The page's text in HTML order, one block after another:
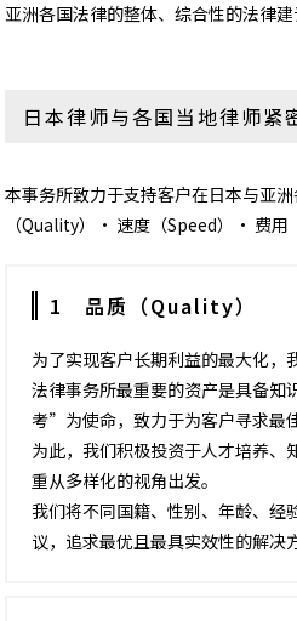
亚洲各国法律的整体、综合性的法律建
日本律师与各国当地律师紧
本事务所致力于支持客户在日本与亚
（Quality）· 速度（Speed）· 费用
1 品质（Quality）
为了实现客户长期利益的最大化，
法律事务所最重要的资产是具备
考”为使命，致力于为客户寻求最
为此，我们积极投资于人才培养
重从多样化的视角出发。
我们将不同国籍、性别、年龄、经
议，追求最优且最具实效性的解决